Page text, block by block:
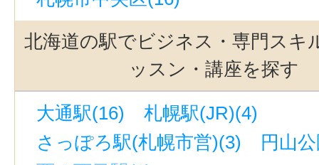
北海道の駅でビジネス・専門スキ
ッスン・講座を探す
大通駅(16)
札幌駅(JR)(4)
さっぽろ駅(札幌市営)(3)
円山